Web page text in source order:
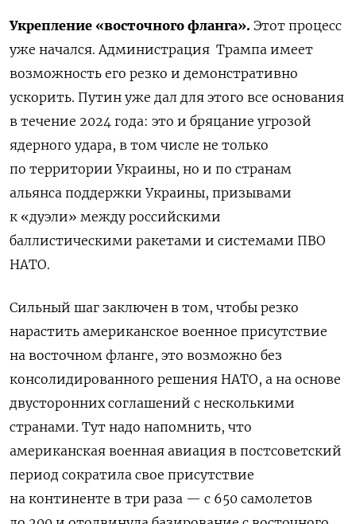
Укрепление «восточного фланга». Этот процесс
уже начался. Администрация Трампа имеет
возможность его резко и демонстративно
ускорить. Путин уже дал для этого все основания
в течение 2024 года: это и бряцание угрозой
ядерного удара, в том числе не только
по территории Украины, но и по странам
альянса поддержки Украины, призывами
к «дуэли» между российскими
баллистическими ракетами и системами ПВО
НАТО.
Сильный шаг заключен в том, чтобы резко
нарастить американское военное присутствие
на восточном фланге, это возможно без
консолидированного решения НАТО, а на основе
двусторонних соглашений с несколькими
странами. Тут надо напомнить, что
американская военная авиация в постсоветский
период сократила свое присутствие
на континенте в три раза — с 650 самолетов